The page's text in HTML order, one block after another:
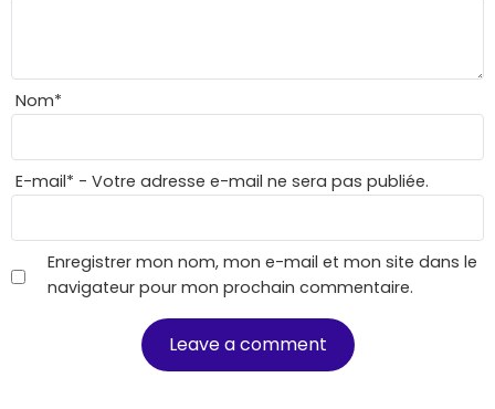
Nom*
E-mail* - Votre adresse e-mail ne sera pas publiée.
Enregistrer mon nom, mon e-mail et mon site dans le
navigateur pour mon prochain commentaire.